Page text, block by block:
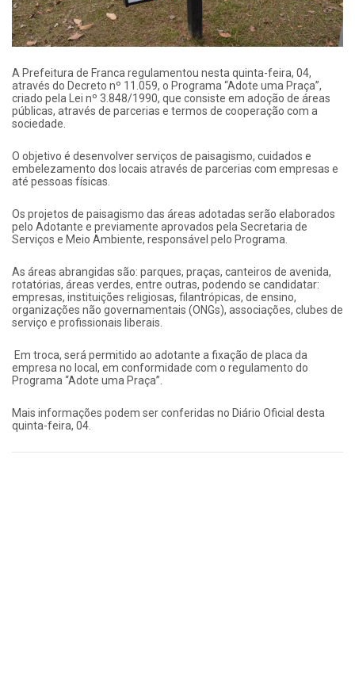
A Prefeitura de Franca regulamentou nesta quinta-feira, 04,
através do Decreto nº 11.059, o Programa “Adote uma Praça”,
criado pela Lei nº 3.848/1990, que consiste em adoção de áreas
públicas, através de parcerias e termos de cooperação com a
sociedade.
O objetivo é desenvolver serviços de paisagismo, cuidados e
embelezamento dos locais através de parcerias com empresas e
até pessoas físicas.
Os projetos de paisagismo das áreas adotadas serão elaborados
pelo Adotante e previamente aprovados pela Secretaria de
Serviços e Meio Ambiente, responsável pelo Programa.
As áreas abrangidas são: parques, praças, canteiros de avenida,
rotatórias, áreas verdes, entre outras, podendo se candidatar:
empresas, instituições religiosas, filantrópicas, de ensino,
organizações não governamentais (ONGs), associações, clubes de
serviço e profissionais liberais.
Em troca, será permitido ao adotante a fixação de placa da
empresa no local, em conformidade com o regulamento do
Programa “Adote uma Praça”.
Mais informações podem ser conferidas no Diário Oficial desta
quinta-feira, 04.